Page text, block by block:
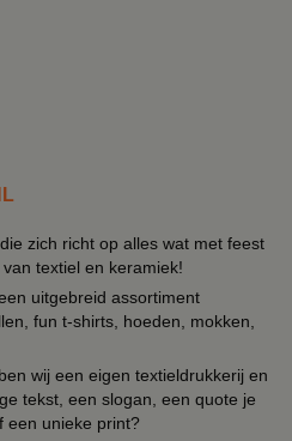
zich richt op alles wat met feest
textiel en keramiek!
uitgebreid assortiment
fun t-shirts, hoeden, mokken,
wij een eigen textieldrukkerij en
tekst, een slogan, een quote je
een unieke print?